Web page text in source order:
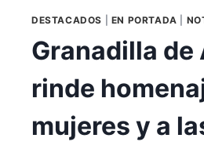
DESTACADOS EN PORTADA
Granadilla de
rinde
mujeres y a